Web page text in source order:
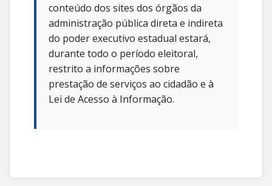
conteúdo dos sites dos órgãos da
administração pública direta e indireta
do poder executivo estadual estará,
durante todo o período eleitoral,
restrito a informações sobre
prestação de serviços ao cidadão e à
Lei de Acesso à Informação.